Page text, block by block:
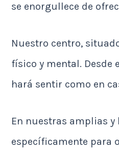
se enorgullece de
Nuestro centro,
físico y mental. Desde
hará sentir como en
En nuestras amplias
específicamente para